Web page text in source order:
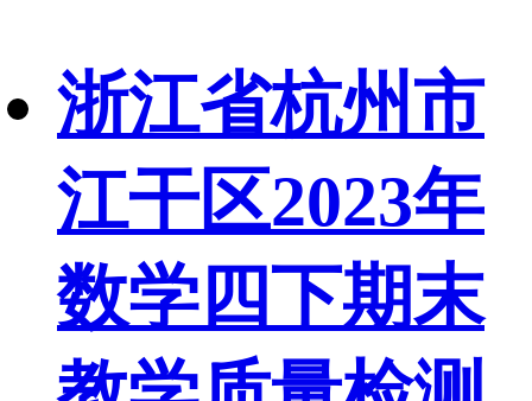
浙江省杭州市
江干区2023年
数学四下期末